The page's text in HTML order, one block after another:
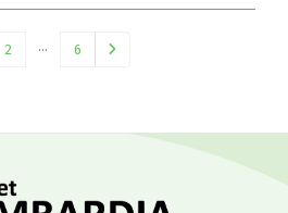
2 … 6